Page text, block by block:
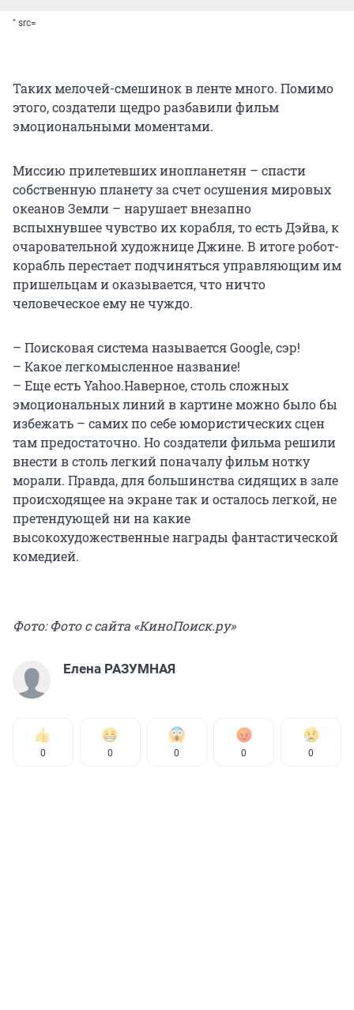
" src=
Таких мелочей-смешинок в ленте много. Помимо
этого, создатели щедро разбавили фильм
эмоциональными моментами.
Миссию прилетевших инопланетян – спасти
собственную планету за счет осушения мировых
океанов Земли – нарушает внезапно
вспыхнувшее чувство их корабля, то есть Дэйва, к
очаровательной художнице Джине. В итоге робот-
корабль перестает подчиняться управляющим им
пришельцам и оказывается, что ничто
человеческое ему не чуждо.
– Поисковая система называется Google, сэр!
– Какое легкомысленное название!
– Еще есть Yahoo.Наверное, столь сложных
эмоциональных линий в картине можно было бы
избежать – самих по себе юмористических сцен
там предостаточно. Но создатели фильма решили
внести в столь легкий поначалу фильм нотку
морали. Правда, для большинства сидящих в зале
происходящее на экране так и осталось легкой, не
претендующей ни на какие
высокохудожественные награды фантастической
комедией.
Фото: Фото с сайта «КиноПоиск.ру»
Елена РАЗУМНАЯ
0 0 0 0 0